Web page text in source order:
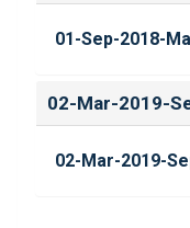
01-Sep-2018-
02-Mar-2019-
02-Mar-2019-